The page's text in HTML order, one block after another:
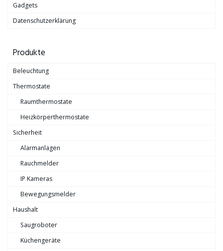
Gadgets
Datenschutzerklärung
Produkte
Beleuchtung
Thermostate
Raumthermostate
Heizkörperthermostate
Sicherheit
Alarmanlagen
Rauchmelder
IP Kameras
Bewegungsmelder
Haushalt
Saugroboter
Küchengeräte